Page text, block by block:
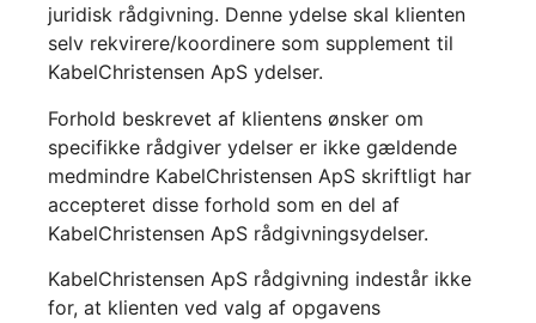
juridisk rådgivning. Denne ydelse skal klienten
selv rekvirere/koordinere som supplement til
KabelChristensen ApS ydelser.
Forhold beskrevet af klientens ønsker om
specifikke rådgiver ydelser er ikke gældende
medmindre KabelChristensen ApS skriftligt har
accepteret disse forhold som en del af
KabelChristensen ApS rådgivningsydelser.
KabelChristensen ApS rådgivning indestår ikke
for, at klienten ved valg af opgavens